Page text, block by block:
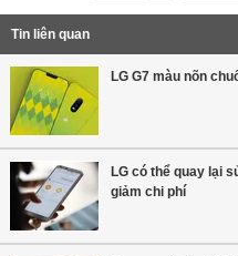
Tin liên quan
LG G7 màu nõn
LG có thể quay lại
giảm chi phí